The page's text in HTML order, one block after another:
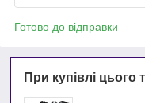
Готово до відправки
При купівлі